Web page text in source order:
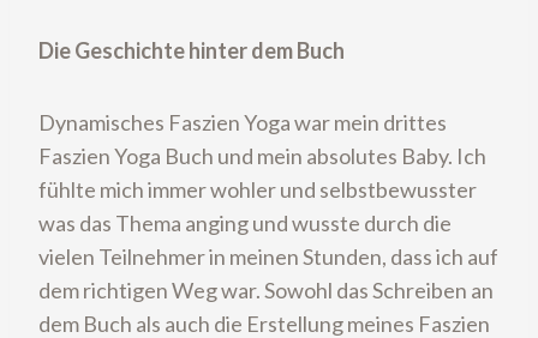
Die Geschichte hinter dem Buch
Dynamisches Faszien Yoga war mein drittes
Faszien Yoga Buch und mein absolutes Baby. Ich
fühlte mich immer wohler und selbstbewusster
was das Thema anging und wusste durch die
vielen Teilnehmer in meinen Stunden, dass ich auf
dem richtigen Weg war. Sowohl das Schreiben an
dem Buch als auch die Erstellung meines Faszien